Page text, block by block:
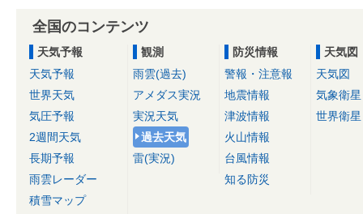
全国のコンテンツ
天気予報
天気予報
世界天気
気圧予報
2週間天気
長期予報
雨雲レーダー
積雪マップ
観測
雨雲(過去)
アメダス実況
実況天気
過去天気
雷(実況)
防災情報
警報・注意報
地震情報
津波情報
火山情報
台風情報
知る防災
天気図
天気図
気象衛星
世界衛星